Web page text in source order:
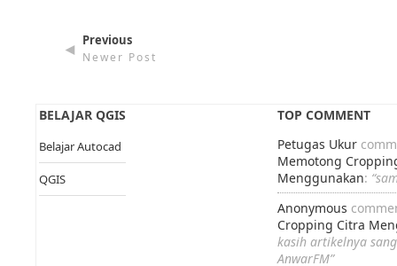
◄ Previous
Newer Post
BELAJAR QGIS
Belajar Autocad
QGIS
TOP COMMENT
Petugas Ukur
Memotong
Menggunakan:
Anonymous
Cropping Citra
kasih artikelnya
AnwarFM”